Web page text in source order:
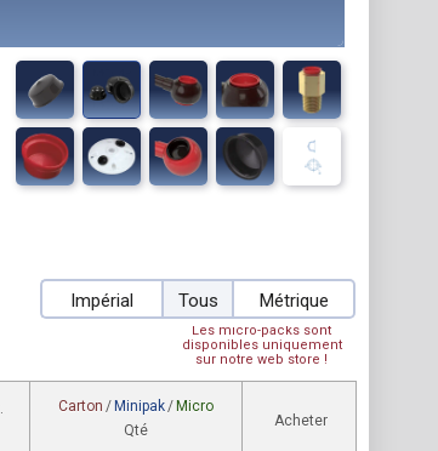
Impérial Tous Métrique
Les micro-packs sont
disponibles uniquement
sur notre web store !
Carton / Minipak/ Micro
Qté
Acheter